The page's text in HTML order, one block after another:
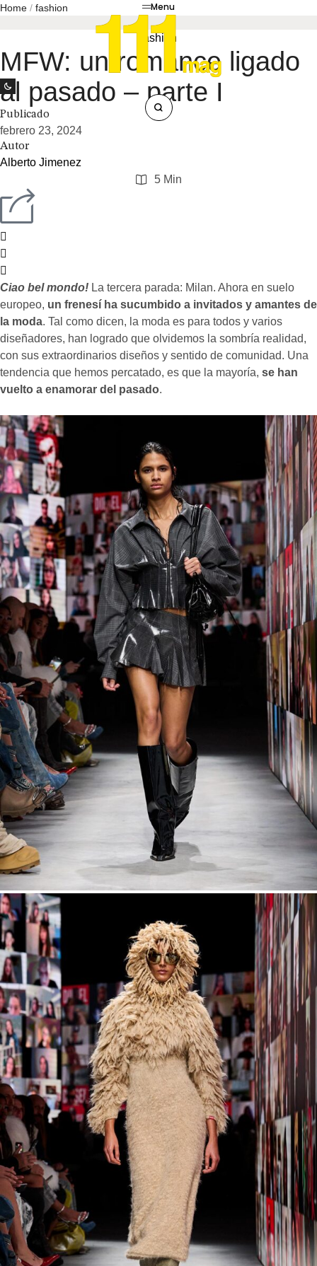
Menu
Home / fashion
fashion
MFW: un romance ligado
al pasado – parte I
Publicado
febrero 23, 2024
Autor
Alberto Jimenez
5 Min
Ciao bel mondo! La tercera parada: Milan. Ahora en suelo
europeo, un frenesí ha sucumbido a invitados y amantes de
la moda. Tal como dicen, la moda es para todos y varios
diseñadores, han logrado que olvidemos la sombría realidad,
con sus extraordinarios diseños y sentido de comunidad. Una
tendencia que hemos percatado, es que la mayoría, se han
vuelto a enamorar del pasado.